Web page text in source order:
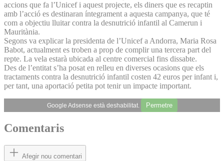
accions que fa l’Unicef i aquest projecte, els diners que es recaptin
amb l’acció es destinaran íntegrament a aquesta campanya, que té
com a objectiu lluitar contra la desnutrició infantil al Camerun i
Mauritània.
Segons va explicar la presidenta de l’Unicef a Andorra, Maria Rosa
Babot, actualment es troben a prop de complir una tercera part del
repte. La vela estarà ubicada al centre comercial fins dissabte.
Des de l’entitat s’ha posat en relleu en diverses ocasions que els
tractaments contra la desnutrició infantil costen 42 euros per infant i,
per tant, una aportació petita pot tenir un impacte important.
Google Adsense està deshabilitat. Permetre
Comentaris
Afegir nou comentari